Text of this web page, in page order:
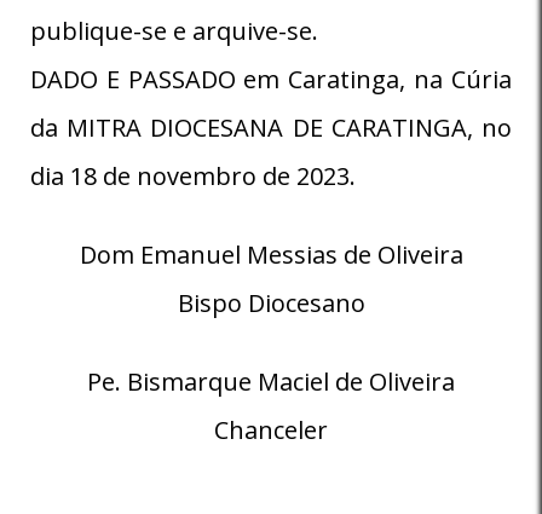
publique-se e arquive-se.
DADO E PASSADO em Caratinga, na Cúria
da MITRA DIOCESANA DE CARATINGA, no
dia 18 de novembro de 2023.
Dom Emanuel Messias de Oliveira
Bispo Diocesano
Pe. Bismarque Maciel de Oliveira
Chanceler